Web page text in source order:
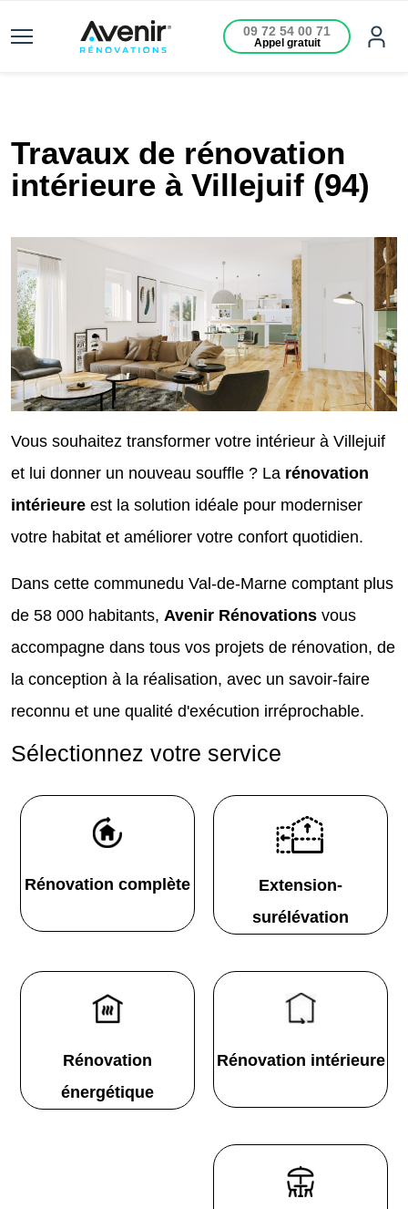
09 72 54 00 71
Appel gratuit
Travaux de rénovation
intérieure à Villejuif (94)
Vous souhaitez transformer votre intérieur à Villejuif
et lui donner un nouveau souffle ? La rénovation
intérieure est la solution idéale pour moderniser
votre habitat et améliorer votre confort quotidien.
Dans cette communedu Val-de-Marne comptant plus
de 58 000 habitants, Avenir Rénovations vous
accompagne dans tous vos projets de rénovation, de
la conception à la réalisation, avec un savoir-faire
reconnu et une qualité d'exécution irréprochable.
Sélectionnez votre service
Rénovation complète
Extension-
surélévation
Rénovation
énergétique
Rénovation intérieure